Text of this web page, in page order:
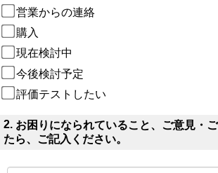
営業からの連絡
購入
現在検討中
今後検討予定
評価テストしたい
2. お困りになられていること、ご意見・
たら、ご記入ください。